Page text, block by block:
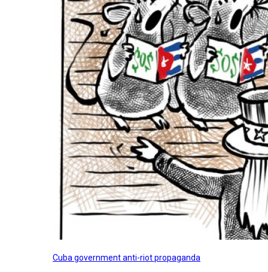
Cuba government anti-riot propaganda